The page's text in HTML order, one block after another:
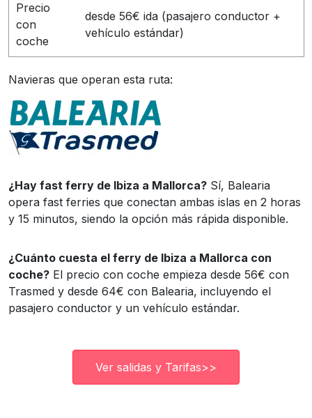
Precio
con
coche
desde 56€ ida (pasajero conductor +
vehículo estándar)
Navieras que operan esta ruta:
¿Hay fast ferry de Ibiza a Mallorca? Sí, Balearia
opera fast ferries que conectan ambas islas en 2 horas
y 15 minutos, siendo la opción más rápida disponible.
¿Cuánto cuesta el ferry de Ibiza a Mallorca con
coche? El precio con coche empieza desde 56€ con
Trasmed y desde 64€ con Balearia, incluyendo el
pasajero conductor y un vehículo estándar.
Ver salidas y Tarifas>>